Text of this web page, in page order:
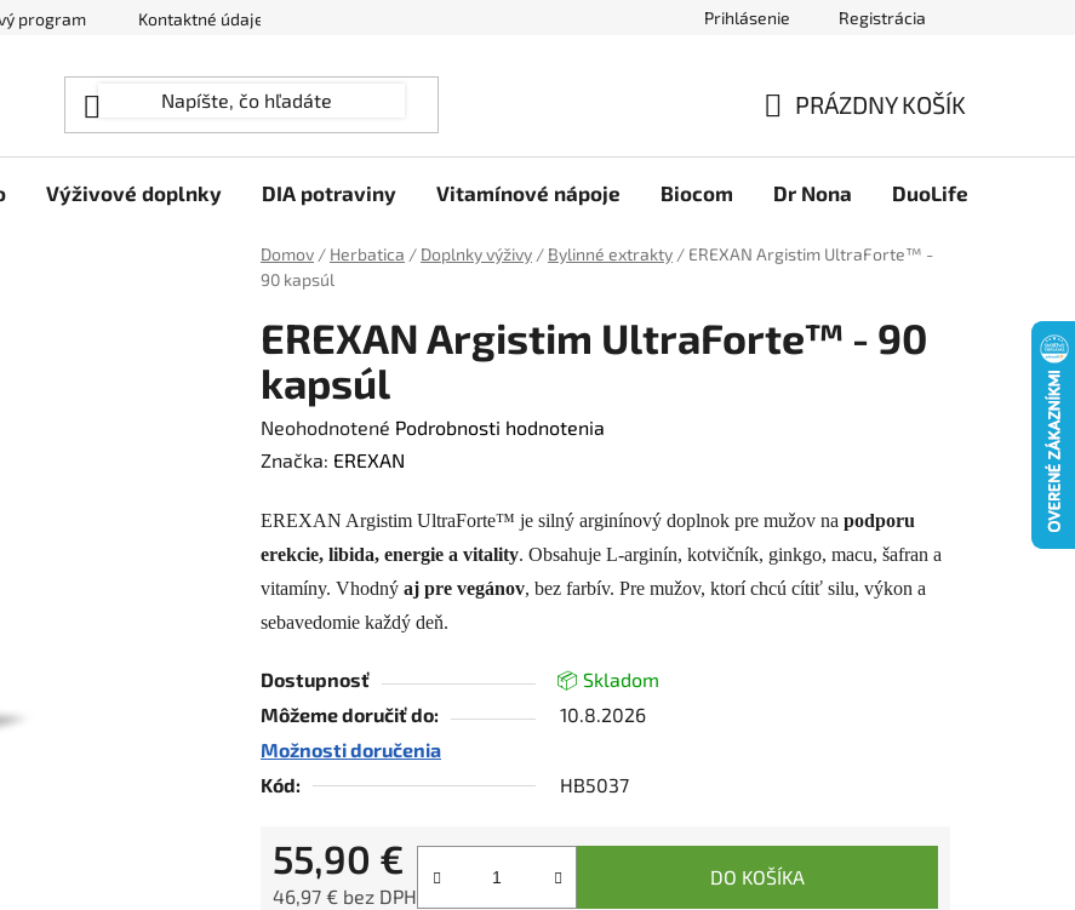
program Kontaktné údaje Ako nakupovať Obchodné podmienky
Prihlásenie Registrácia
KOŠÍK
PRÁZDNY KOŠÍK
Výživové doplnky DIA potraviny Vitamínové nápoje Biocom Dr Nona DuoLife
Domov / Herbatica / Doplnky výživy / Bylinné extrakty / EREXAN Argistim UltraForte™ -
90 kapsúl
EREXAN Argistim UltraForte™ - 90
kapsúl
Priemerné
hodnotenie
je
0,0
z
5
Neohodnotené Podrobnosti hodnotenia
Značka: EREXAN
EREXAN Argistim UltraForte™ je silný arginínový doplnok pre mužov na podporu
erekcie, libida, energie a vitality. Obsahuje L-arginín, kotvičník, ginkgo, macu, šafran a
vitamíny. Vhodný aj pre vegánov, bez farbív. Pre mužov, ktorí chcú cítiť silu, výkon a
sebavedomie každý deň.
Dostupnosť
📦 Skladom
Môžeme doručiť do:
10.8.2026
Možnosti doručenia
Kód:
HB5037
55,90 €
46,97 € bez DPH
DO KOŠÍKA